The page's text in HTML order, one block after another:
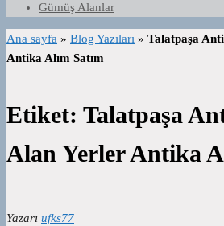
Gümüş Alanlar
Ana sayfa » Blog Yazıları » Talatpaşa
Antika Alım Satım
Etiket: Talatpaşa
Alan Yerler Antika
Yazarı ufks77